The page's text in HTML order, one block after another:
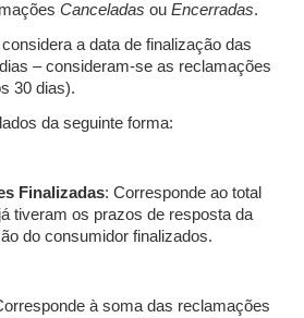
Canceladas ou Encerradas.
a data de finalização das
– consideram-se as reclamações
30 dias).
da seguinte forma:
Finalizadas: Corresponde ao total
tiveram os prazos de resposta da
do consumidor finalizados.
à soma das reclamações